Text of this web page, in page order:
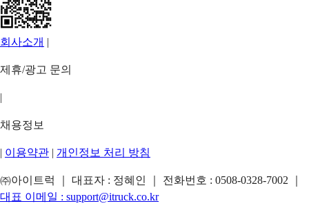
회사소개 |
제휴/광고 문의
|
채용정보
| 이용약관 | 개인정보 처리 방침
㈜아이트럭 ｜ 대표자 : 정혜인 ｜ 전화번호 : 0508-0328-7002
대표 이메일 : support@itruck.co.kr